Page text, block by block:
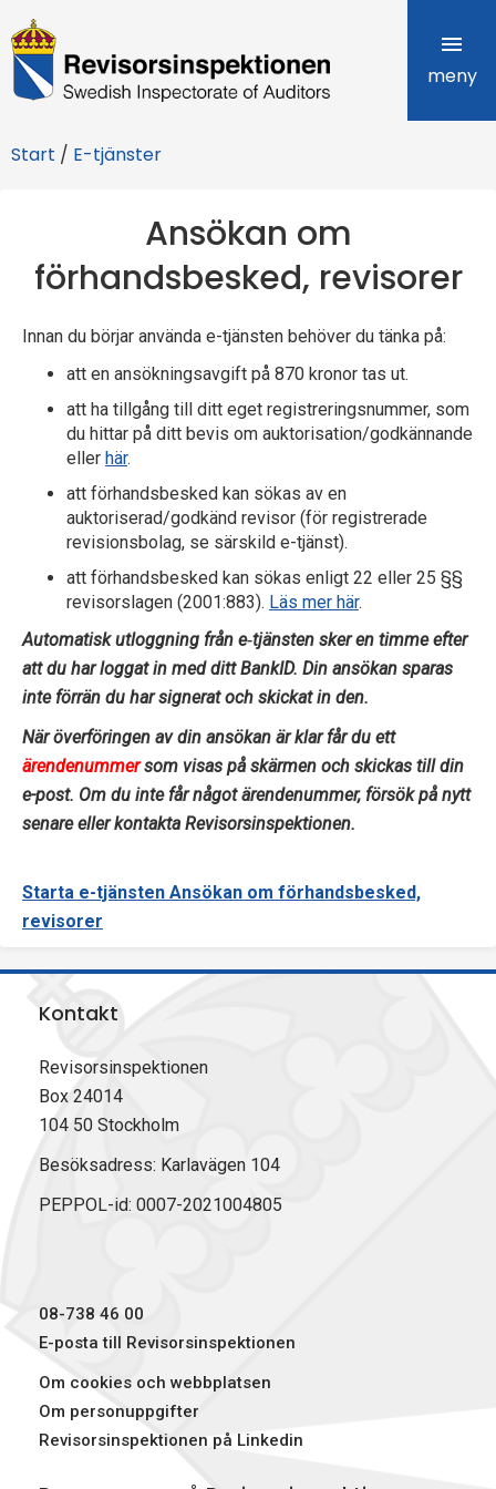
R
e
i
s
t
o
n
e
n
meny
Start / E-tjänster
Ansökan om
förhandsbesked, revisorer
Innan du börjar använda e-tjänsten behöver du tänka på:
att en ansökningsavgift på 870 kronor tas ut.
att ha tillgång till ditt eget registreringsnummer, som
du hittar på ditt bevis om auktorisation/godkännande
eller här.
att förhandsbesked kan sökas av en
auktoriserad/godkänd revisor (för registrerade
revisionsbolag, se särskild e-tjänst).
att förhandsbesked kan sökas enligt 22 eller 25 §§
revisorslagen (2001:883). Läs mer här.
Automatisk utloggning från e‑tjänsten sker en timme efter
att du har loggat in med ditt BankID. Din ansökan sparas
inte förrän du har signerat och skickat in den.
När överföringen av din ansökan är klar får du ett
ärendenummersom visas på skärmen och skickas till din
e-post. Om du inte får något ärendenummer, försök på nytt
senare eller kontakta Revisorsinspektionen.
Starta e-tjänsten Ansökan om förhandsbesked,
revisorer
Kontakt
Revisorsinspektionen
Box 24014
104 50 Stockholm
Besöksadress: Karlavägen 104
PEPPOL-id: 0007-2021004805
08-738 46 00
E-posta till Revisorsinspektionen
Om cookies och webbplatsen
Om personuppgifter
Revisorsinspektionen på Linkedin